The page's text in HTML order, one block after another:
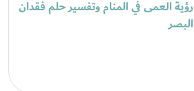
رؤية العمى في المنام وتفسير حلم فقدان
البصر